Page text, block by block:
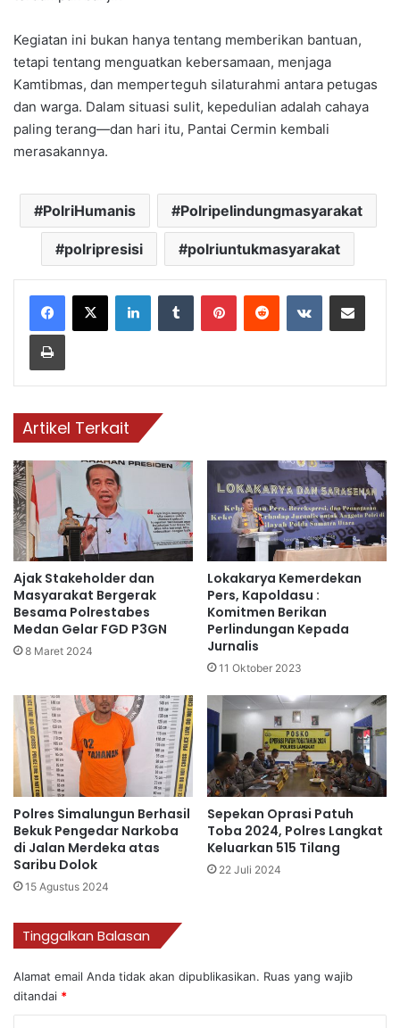
Kegiatan ini bukan hanya tentang memberikan bantuan,
tetapi tentang menguatkan kebersamaan, menjaga
Kamtibmas, dan memperteguh silaturahmi antara petugas
dan warga. Dalam situasi sulit, kepedulian adalah cahaya
paling terang—dan hari itu, Pantai Cermin kembali
merasakannya.
PolriHumanis Polripelindungmasyarakat
polripresisi polriuntukmasyarakat
LinkedInTumblr PinterestReddit VKontakteBagikan via email
Print
Artikel Terkait
Ajak Stakeholder dan
Masyarakat Bergerak
Besama Polrestabes
Medan Gelar FGD P3GN
8 Maret 2024
Lokakarya Kemerdekan
Pers, Kapoldasu :
Komitmen Berikan
Perlindungan Kepada
Jurnalis
11 Oktober 2023
Polres Simalungun Berhasil
Bekuk Pengedar Narkoba
di Jalan Merdeka atas
Saribu Dolok
15 Agustus 2024
Sepekan Oprasi Patuh
Toba 2024, Polres Langkat
Keluarkan 515 Tilang
22 Juli 2024
Tinggalkan Balasan
Alamat email Anda tidak akan dipublikasikan. Ruas yang wajib
ditandai *